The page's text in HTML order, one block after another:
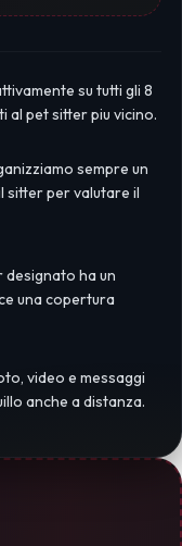
su tutti gli 8
al pet sitter piu vicino.
sempre un
sitter per valutare il
designato ha un
una copertura
video e messaggi
anche a distanza.